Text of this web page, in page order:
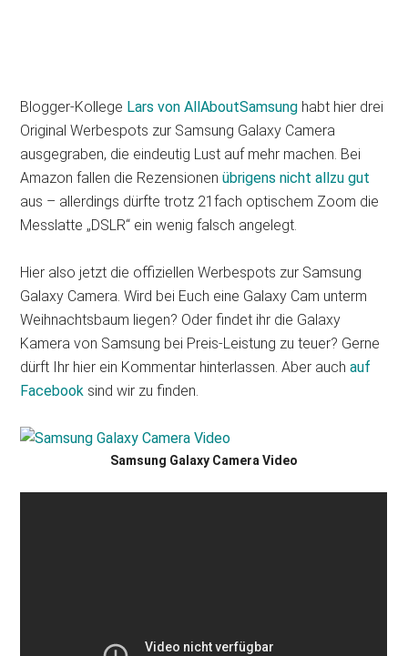
Blogger-Kollege Lars von AllAboutSamsung habt hier drei
Original Werbespots zur Samsung Galaxy Camera
ausgegraben, die eindeutig Lust auf mehr machen. Bei
Amazon fallen die Rezensionenübrigens nicht allzu gut
aus – allerdings dürfte trotz 21fach optischem Zoom die
Messlatte „DSLR“ ein wenig falsch angelegt.
Hier also jetzt die offiziellen Werbespots zur Samsung
Galaxy Camera. Wird bei Euch eine Galaxy Cam unterm
Weihnachtsbaum liegen? Oder findet ihr die Galaxy
Kamera von Samsung bei Preis-Leistung zu teuer? Gerne
dürft Ihr hier ein Kommentar hinterlassen. Aber auchauf
Facebook sind wir zu finden.
Samsung Galaxy Camera Video